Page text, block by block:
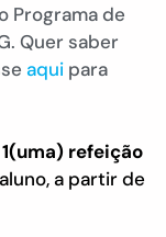
Programa de
Quer saber
aquipara
1(uma) refeição
a partir de